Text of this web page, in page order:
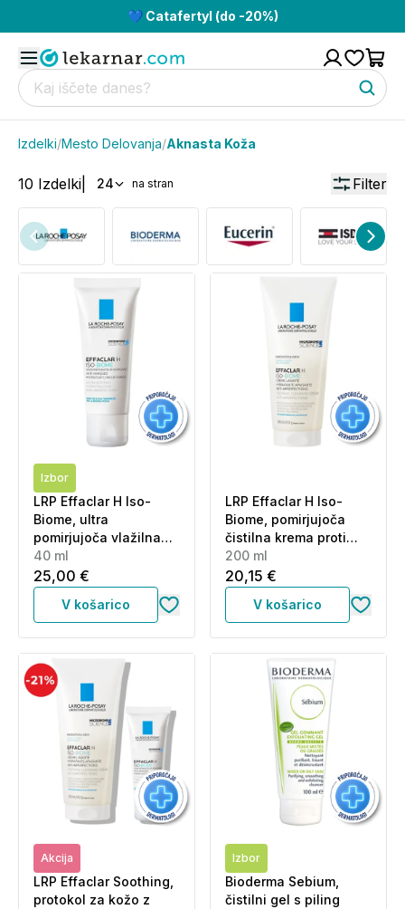
💙 Catafertyl (do -20%)
Izdelki/Mesto Delovanja/Aknasta Koža
10 Izdelki 24 na stran Filter
Izbor
LRP Effaclar H Iso-
Biome, ultra
pomirjujoča vlažilna
nega proti
nepravilnostim (40 ml)
40 ml
25,00 €
V košarico
LRP Effaclar H Iso-
Biome, pomirjujoča
čistilna krema proti
nepravilnostim (200
ml)
200 ml
20,15 €
V košarico
Akcija
LRP Effaclar Soothing,
protokol za kožo z
Izbor
Bioderma Sebium,
čistilni gel s piling